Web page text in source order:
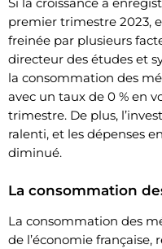
premier trimestre 2023,
freinée par plusieurs
directeur des études et
la consommation des
avec un taux de 0 % en
trimestre. De plus,
ralenti, et les dépenses
diminué.
La consommation
La consommation des
de l’économie française,